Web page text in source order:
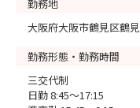
勤務地
大阪府大阪市鶴見区鶴
勤務形態・勤務時間
三交代制
日勤 8:45～17:15